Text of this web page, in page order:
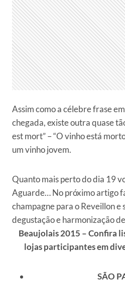
Assim como a célebre frase
chegada, existe outra quase
est mort” – “O vinho está
um vinho jovem.
Quanto mais perto do dia 19
Aguarde… No próximo artigo
champagne para o Reveillon e
degustação e harmonização
Beaujolais 2015 – Confira
lojas participantes em
SÃO